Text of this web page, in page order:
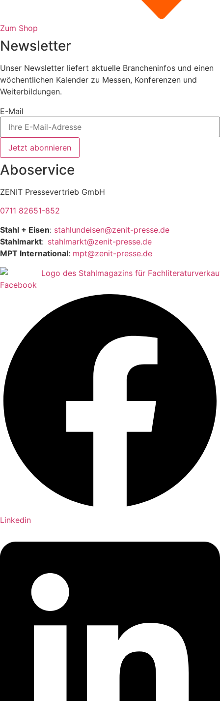
Zum Shop
Newsletter
Unser Newsletter liefert aktuelle Brancheninfos und einen
wöchentlichen Kalender zu Messen, Konferenzen und
Weiterbildungen.
E-Mail
Jetzt abonnieren
Aboservice
ZENIT Pressevertrieb GmbH
0711 82651-852
Stahl + Eisen: stahlundeisen@zenit-presse.de
Stahlmarkt: stahlmarkt@zenit-presse.de
MPT International: mpt@zenit-presse.de
Facebook
Linkedin